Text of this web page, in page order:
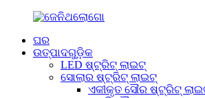
ଘର
ଉତ୍ପାଦଗୁଡ଼ିକ
LED ଷ୍ଟ୍ରିଟ୍ ଲାଇଟ୍
ସୋଲାର ଷ୍ଟ୍ରିଟ୍ ଲାଇଟ୍
ଏକୀକୃତ ସୌର ଷ୍ଟ୍ରିଟ୍